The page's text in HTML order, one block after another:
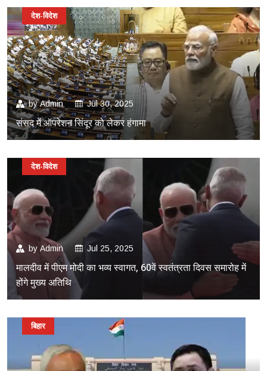
byAdmin Jul 30, 2025
संसद में ऑपरेशन सिंदूर को लेकर हंगामा
देश-विदेश
by Admin Jul 25, 2025
मालदीव में पीएम मोदी का भव्य स्वागत, 60वें स्वतंत्रता दिवस समारोह में
होंगे मुख्य अतिथि
देश-विदेश
बिहार